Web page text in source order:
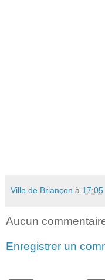
Ville de Briançon à 17:05
Aucun
Enregistrer un